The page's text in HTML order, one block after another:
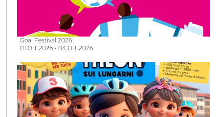
Goal Festival 2026
01 Ott 2026 - 04 Ott 2026